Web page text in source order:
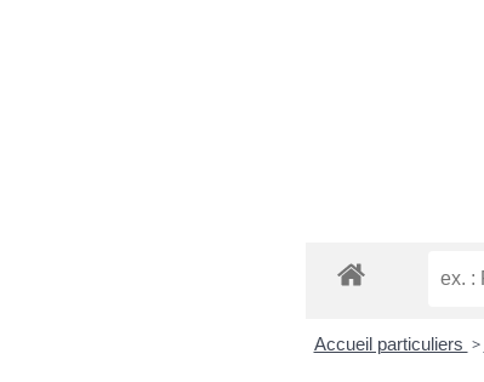
Accueil particuliers >